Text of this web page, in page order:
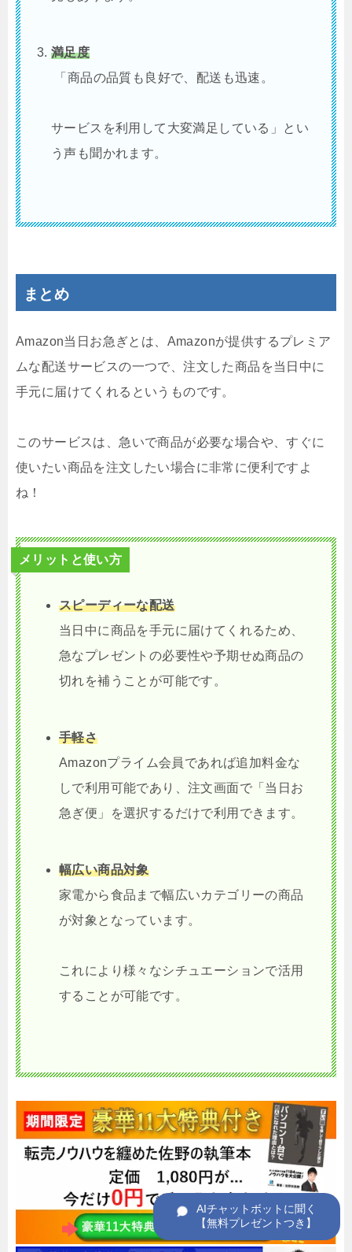
満足度
「商品の品質も良好で、配送も迅速。
サービスを利用して大変満足している」とい
う声も聞かれます。
まとめ
Amazon当日お急ぎとは、Amazonが提供するプレミア
ムな配送サービスの一つで、注文した商品を当日中に
手元に届けてくれるというものです。
このサービスは、急いで商品が必要な場合や、すぐに
使いたい商品を注文したい場合に非常に便利ですよ
ね！
メリットと使い方
スピーディーな配送
当日中に商品を手元に届けてくれるため、
急なプレゼントの必要性や予期せぬ商品の
切れを補うことが可能です。
手軽さ
Amazonプライム会員であれば追加料金な
しで利用可能であり、注文画面で「当日お
急ぎ便」を選択するだけで利用できます。
幅広い商品対象
家電から食品まで幅広いカテゴリーの商品
が対象となっています。
これにより様々なシチュエーションで活用
することが可能です。